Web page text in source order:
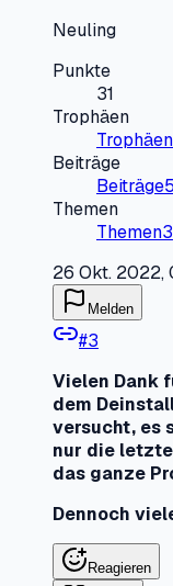
Neuling
Punkte
31
Trophäen
Trophäen
Beiträge
Beiträge5
Themen
Themen3
26 Okt. 2022,
Melden
#3
Vielen Dank
dem
versucht, es
nur die
das ganze
Dennoch
Reagieren